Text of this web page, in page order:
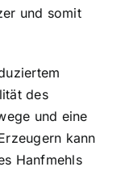
und somit
des
und eine
kann
Hanfmehls